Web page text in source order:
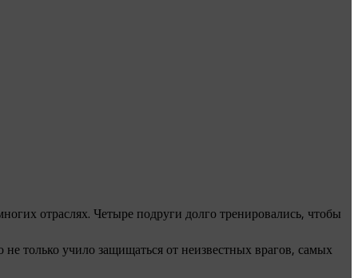
отраслях. Четыре подруги долго тренировались, чтобы
только учило защищаться от неизвестных врагов, самых